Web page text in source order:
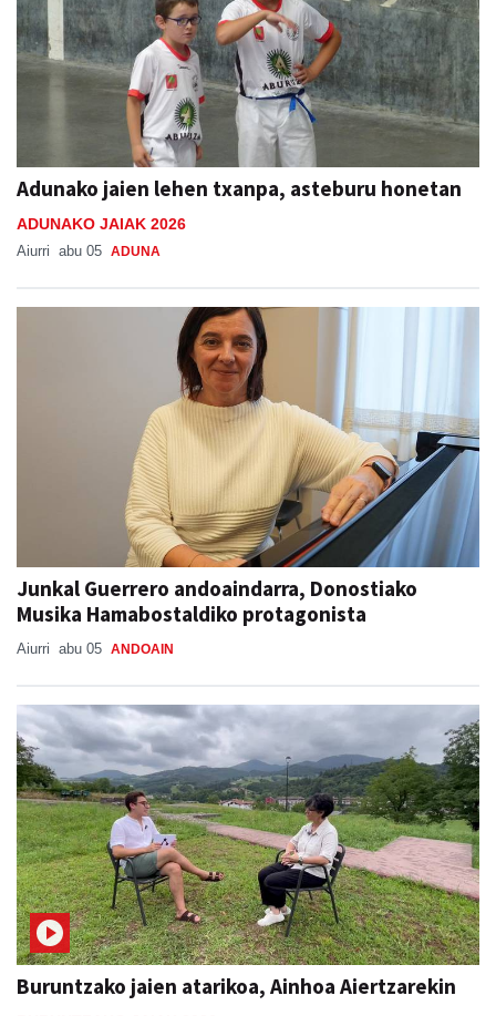
Adunako jaien lehen txanpa, asteburu honetan
ADUNAKO JAIAK 2026
Aiurri abu 05 ADUNA
Junkal Guerrero andoaindarra, Donostiako
Musika Hamabostaldiko protagonista
Aiurri abu 05 ANDOAIN
Buruntzako jaien atarikoa, Ainhoa Aiertzarekin